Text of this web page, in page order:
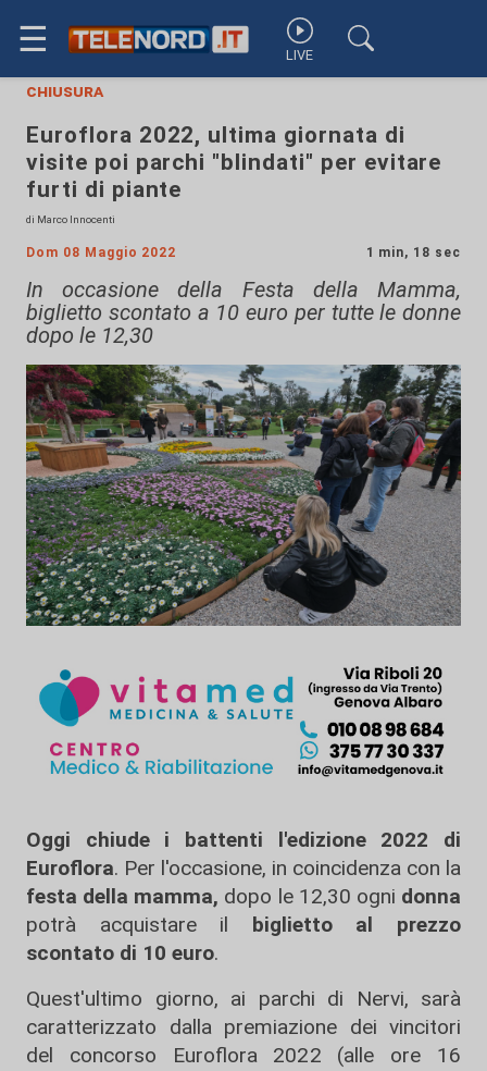
☰ LIVE
chiusura
Euroflora 2022, ultima giornata di
visite poi parchi "blindati" per evitare
furti di piante
di Marco Innocenti
Dom 08 Maggio 2022 1 min, 18 sec
In occasione della Festa della Mamma,
biglietto scontato a 10 euro per tutte le donne
dopo le 12,30
Oggi chiude i battenti l'edizione 2022 di
Euroflora. Per l'occasione, in coincidenza con la
festa della mamma, dopo le 12,30 ogni donna
potrà acquistare il biglietto al prezzo
scontato di 10 euro.
Quest'ultimo giorno, ai parchi di Nervi, sarà
caratterizzato dalla premiazione dei vincitori
del concorso Euroflora 2022 (alle ore 16